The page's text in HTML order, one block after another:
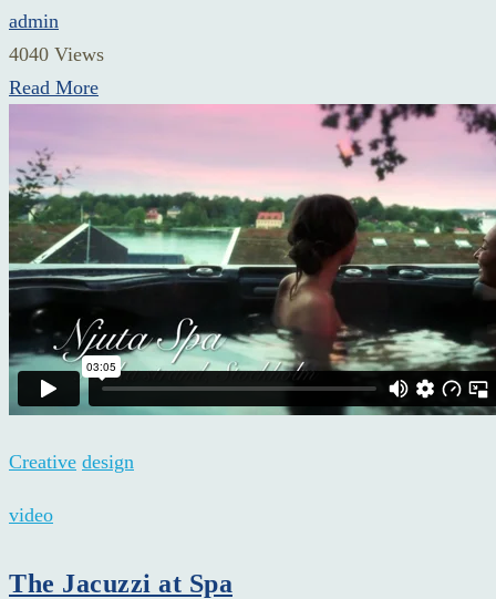
admin
4040 Views
Read More
Creative design
video
The Jacuzzi at Spa